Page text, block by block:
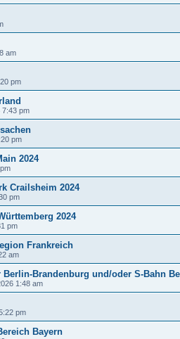
am
pm
7:43 pm
pm
2024
Crailsheim 2024
pm
2024
pm
Frankreich
am
Brandenburg und/oder S-Bahn
1:48 am
pm
Bayern